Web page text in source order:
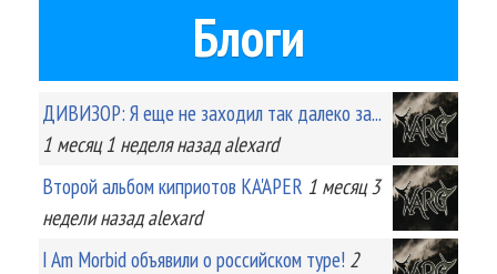
Блоги
ДИВИЗОР: Я еще не заходил так далеко за...
1 месяц 1 неделяназад alexard
Второй альбом киприотов KA'APER 1 месяц 3
неделиназад alexard
I Am Morbid объявили о российском туре! 2